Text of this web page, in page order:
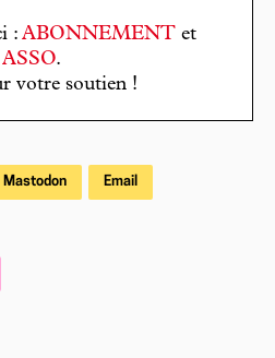
: ABONNEMENT et
.
votre soutien !
Mastodon Email